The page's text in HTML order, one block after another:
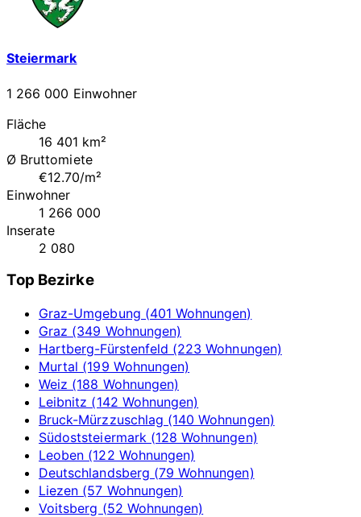
Steiermark
1 266 000 Einwohner
Fläche
16 401 km²
Ø Bruttomiete
€12.70/m²
Einwohner
1 266 000
Inserate
2 080
Top Bezirke
Graz-Umgebung (401 Wohnungen)
Graz (349 Wohnungen)
Hartberg-Fürstenfeld (223 Wohnungen)
Murtal (199 Wohnungen)
Weiz (188 Wohnungen)
Leibnitz (142 Wohnungen)
Bruck-Mürzzuschlag (140 Wohnungen)
Südoststeiermark (128 Wohnungen)
Leoben (122 Wohnungen)
Deutschlandsberg (79 Wohnungen)
Liezen (57 Wohnungen)
Voitsberg (52 Wohnungen)